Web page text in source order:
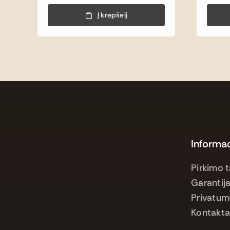
price
was:
25,00 €.
price
is:
16,00 €.
Į krepšelį
Pirkimo